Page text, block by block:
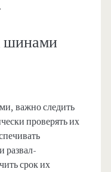
шинами
важно следить
проверять их
развал-
срок их